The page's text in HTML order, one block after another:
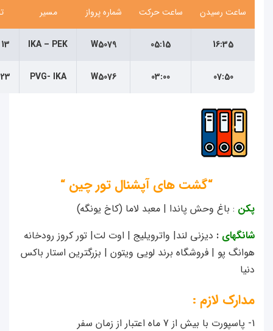
رسیدن ساعت حرکت شماره پرواز مسیر
IKA – PEK 13 خرداد
PVG- IKA 23 خرداد
“گشت های آپشنال تور چین “
: باغ وحش پاندا | معبد لاما (کاخ یونگه)
:دیزنی لند| واترويليج | اوت لت| تور کروز رودخانه
پو | فروشگاه برند لویی ویتون | بزرگترین استار باکس
لازم :